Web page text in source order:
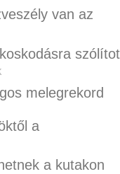
van az
melegrekord
a
a kutakon